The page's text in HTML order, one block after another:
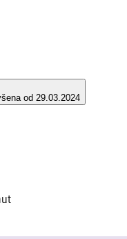
od 29.03.2024